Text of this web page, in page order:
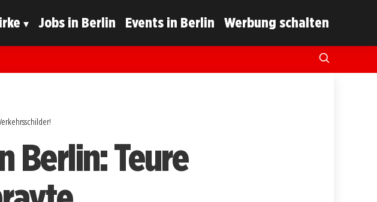
Jobs in Berlin Events in Berlin Werbung schalten
Berlin: Teure